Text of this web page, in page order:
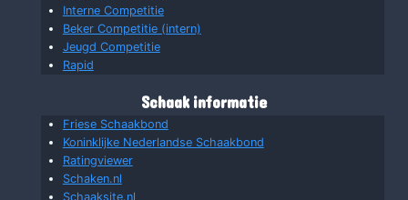
Interne Competitie
Beker Competitie (intern)
Jeugd Competitie
Rapid
Schaak informatie
Friese Schaakbond
Koninklijke Nederlandse Schaakbond
Ratingviewer
Schaken.nl
Schaaksite.nl